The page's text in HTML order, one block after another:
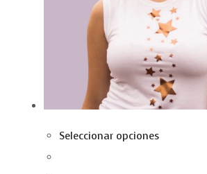
Seleccionar opciones